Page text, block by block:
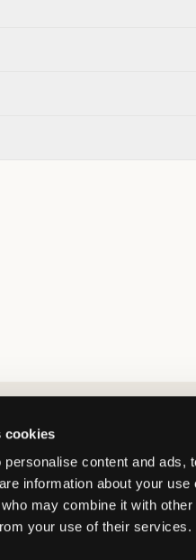
cookies
content and ads,
information about your
may combine it with
your use of their services.